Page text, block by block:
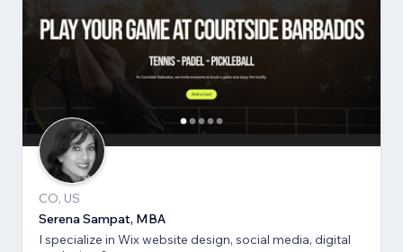
CO, US
Serena Sampat, MBA
I specialize in Wix website design, social media, digital